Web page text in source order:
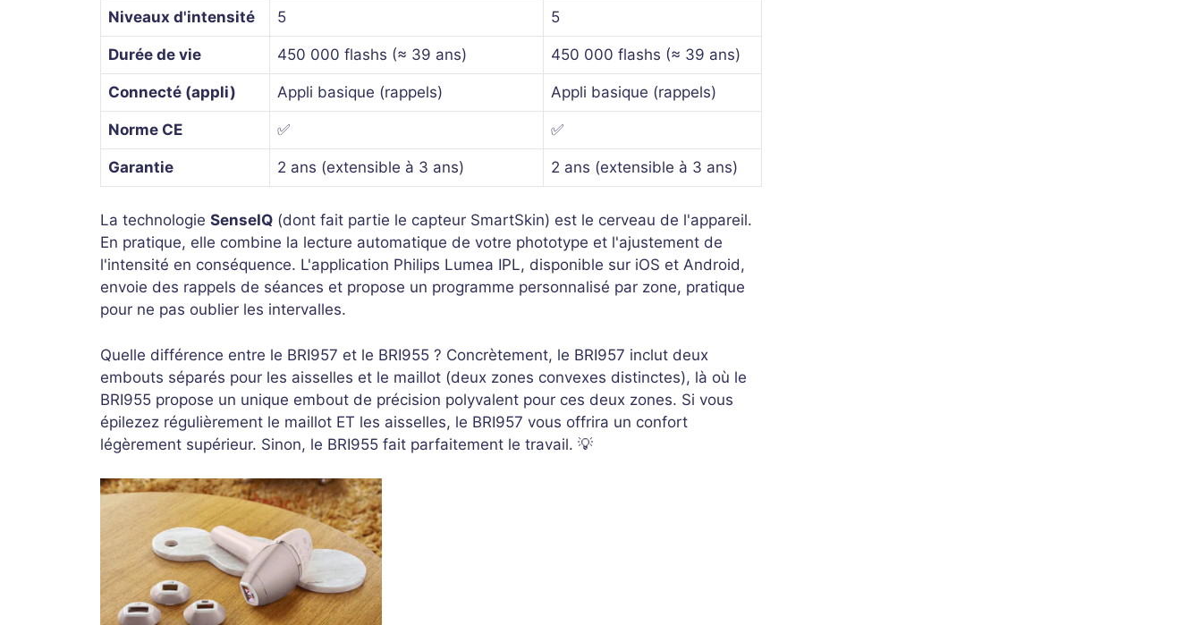
Niveaux d'intensité 5 5
Durée de vie 450 000 flashs (≈ 39 ans) 450 000 flashs (≈ 39 ans)
Connecté (appli) Appli basique (rappels) Appli basique (rappels)
Norme CE ✅ ✅
Garantie 2 ans (extensible à 3 ans) 2 ans (extensible à 3 ans)
La technologie SenseIQ (dont fait partie le capteur SmartSkin) est le cerveau de l'appareil.
En pratique, elle combine la lecture automatique de votre phototype et l'ajustement de
l'intensité en conséquence. L'application Philips Lumea IPL, disponible sur iOS et Android,
envoie des rappels de séances et propose un programme personnalisé par zone, pratique
pour ne pas oublier les intervalles.
Quelle différence entre le BRI957 et le BRI955 ? Concrètement, le BRI957 inclut deux
embouts séparés pour les aisselles et le maillot (deux zones convexes distinctes), là où le
BRI955 propose un unique embout de précision polyvalent pour ces deux zones. Si vous
épilezez régulièrement le maillot ET les aisselles, le BRI957 vous offrira un confort
légèrement supérieur. Sinon, le BRI955 fait parfaitement le travail. 💡